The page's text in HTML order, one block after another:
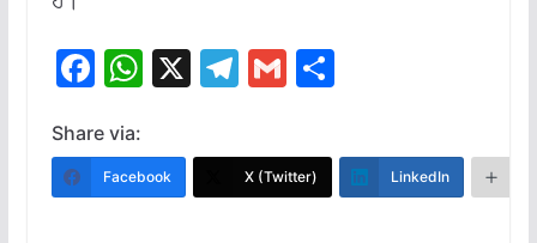
F
e
b
W
at
s
X T
e
gr
G
ai
l
S
ar
e
Share via:
Facebook X (Twitter) LinkedIn